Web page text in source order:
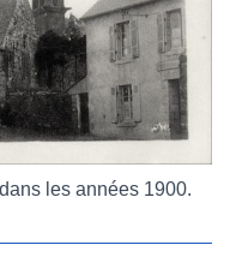
les années 1900.